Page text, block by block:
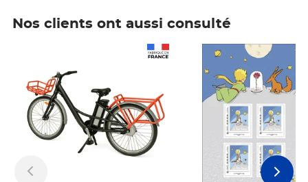
Nos clients ont aussi consulté
Prix 7,50€